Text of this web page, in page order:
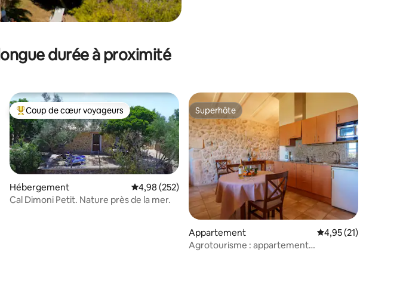
durée à proximité
sur la base de 67 commentaires : 4,96 sur 5
Coups de cœur voyageurs les plus appréciés
Coup de cœur voyageurs
Hébergement Évaluation moyenne sur la base de 252 commentaires : 4,98 sur 5
4,98 (252)
Cal Dimoni Petit. Nature près de la mer.
Superhôte
Superhôte
Appartement Évaluation moyenne
4,95 (21)
Agrotourisme : appartement